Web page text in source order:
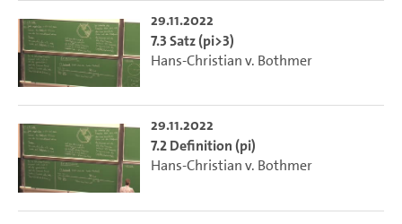
29.11.2022
7.3 Satz (pi>3)
Hans-Christian v. Bothmer
29.11.2022
7.2 Definition (pi)
Hans-Christian v. Bothmer